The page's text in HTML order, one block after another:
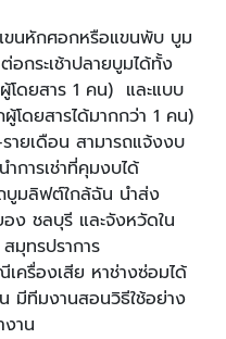
นหักศอกหรือแขนพับ บูม
กระเช้าปลายบูมได้ทั้ง
โดยสาร 1 คน) และแบบ
ดยสารได้มากกว่า 1 คน)
ายเดือน สามารถแจ้งงบ
การเช่าที่คุมงบได้
ถบูมลิฟต์ใกล้ฉัน นำส่ง
อง ชลบุรี และจังหวัดใน
มุทรปราการ
ครื่องเสีย หาช่างซ่อมได้
มีทีมงานสอนวิธีใช้อย่าง
าน